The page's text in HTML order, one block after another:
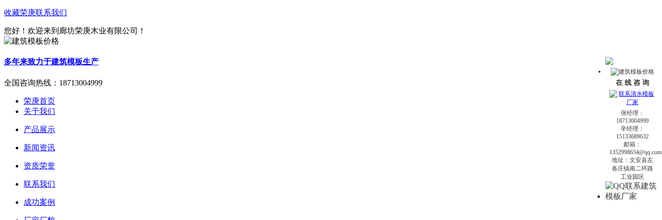
收藏荣庚联系我们
您好！欢迎来到廊坊荣庚木业有限公司！
多年来致力于建筑模板生产
全国咨询热线： 18713004999
荣庚首页
关于我们
产品展示
新闻资讯
资质荣誉
联系我们
成功案例
在 线 咨 询
张经理：
18713004999
辛经理：
15133689632
邮箱：
1352998634@qq.com
地址：文安县左
各庄镇南二环路
工业园区